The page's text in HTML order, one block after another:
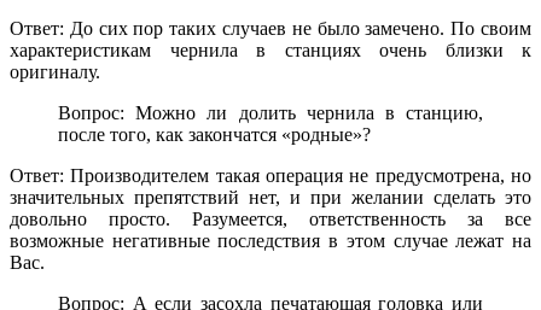
Ответ: До сих пор таких случаев не было замечено. По своим
характеристикам чернила в станциях очень близки к
оригиналу.
Вопрос: Можно ли долить чернила в станцию,
после того, как закончатся «родные»?
Ответ: Производителем такая операция не предусмотрена, но
значительных препятствий нет, и при желании сделать это
довольно просто. Разумеется, ответственность за все
возможные негативные последствия в этом случае лежат на
Вас.
Вопрос: А если засохла печатающая головка или